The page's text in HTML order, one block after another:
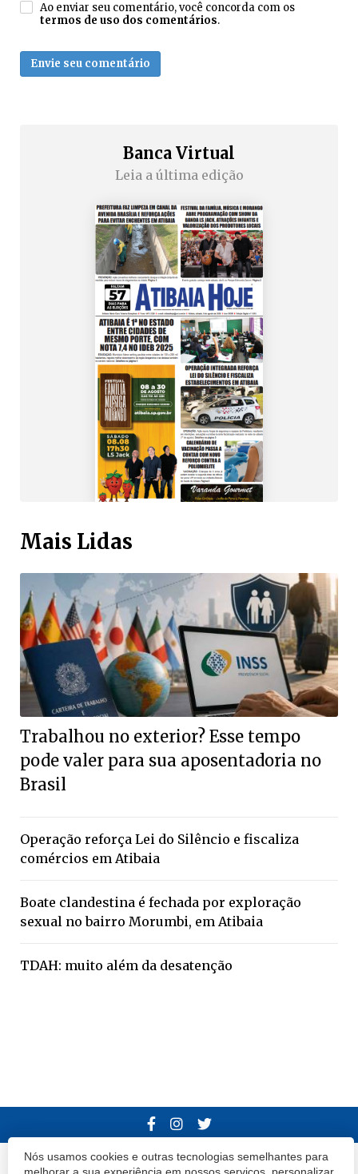
Nós usamos cookies e outras tecnologias semelhantes para
Ao enviar seu comentário, você concorda com os
termos de uso dos comentários.
Envie seu comentário
Banca Virtual
Leia a última edição
Mais Lidas
Trabalhou no exterior? Esse tempo
pode valer para sua aposentadoria no
Brasil
Operação reforça Lei do Silêncio e fiscaliza
comércios em Atibaia
Boate clandestina é fechada por exploração
sexual no bairro Morumbi, em Atibaia
TDAH: muito além da desatenção
Todos os direitos reservados.